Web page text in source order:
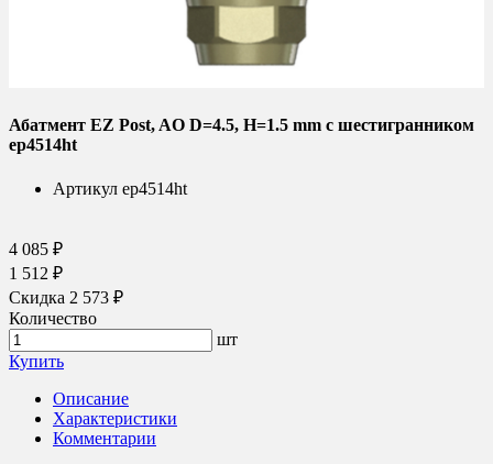
Абатмент EZ Post, AO D=4.5, H=1.5 mm с шестигранником
ep4514ht
Артикул ep4514ht
4 085 ₽
1 512 ₽
Скидка 2 573 ₽
Количество
шт
Купить
Описание
Характеристики
Комментарии